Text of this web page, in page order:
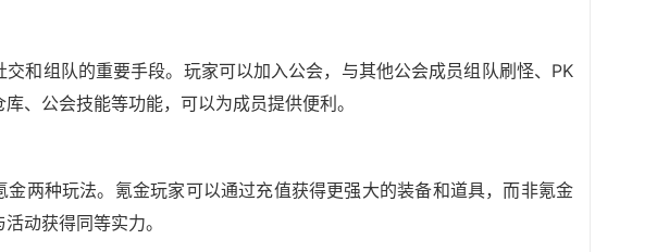
和组队的重要手段。玩家可以加入公会，与其他公会成员组队刷怪、PK
、公会技能等功能，可以为成员提供便利。
金两种玩法。氪金玩家可以通过充值获得更强大的装备和道具，而非氪金
动获得同等实力。